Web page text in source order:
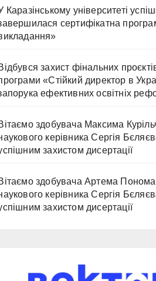
Каразінському університеті
сертифікатна
захист фінальних
«Стійкий директор в
ефективних освітніх
здобувача Максима
керівника Сергія
захистом дисертації
здобувача Артема
керівника Сергія
захистом дисертації